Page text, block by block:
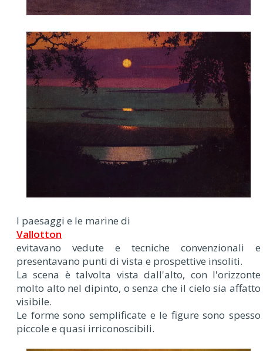
I paesaggi e le marine di
Vallotton
evitavano vedute e tecniche convenzionali e
presentavano punti di vista e prospettive insoliti.
La scena è talvolta vista dall'alto, con l'orizzonte
molto alto nel dipinto, o senza che il cielo sia affatto
visibile.
Le forme sono semplificate e le figure sono spesso
piccole e quasi irriconoscibili.